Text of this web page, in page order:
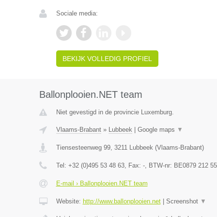
Sociale media:
BEKIJK VOLLEDIG PROFIEL
Ballonplooien.NET team
Niet gevestigd in de provincie Luxemburg.
Vlaams-Brabant» Lubbeek| Google maps ▼
Tiensesteenweg 99, 3211 Lubbeek(Vlaams-Brabant)
Tel: +32 (0)495 53 48 63, Fax: -, BTW-nr: BE0879 212
E-mail › Ballonplooien.NET team
Website: http://www.ballonplooien.net| Screenshot ▼